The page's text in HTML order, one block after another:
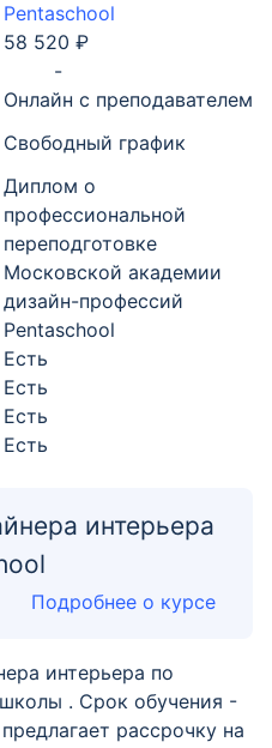
Pentaschool
58 520 ₽
-
Онлайн с преподавателем
Свободный график
Диплом о
профессиональной
переподготовке
Московской академии
дизайн-профессий
Pentaschool
Есть
Есть
Есть
Есть
интерьера
Подробнее о курсе
интерьера по
. Срок обучения -
рассрочку на